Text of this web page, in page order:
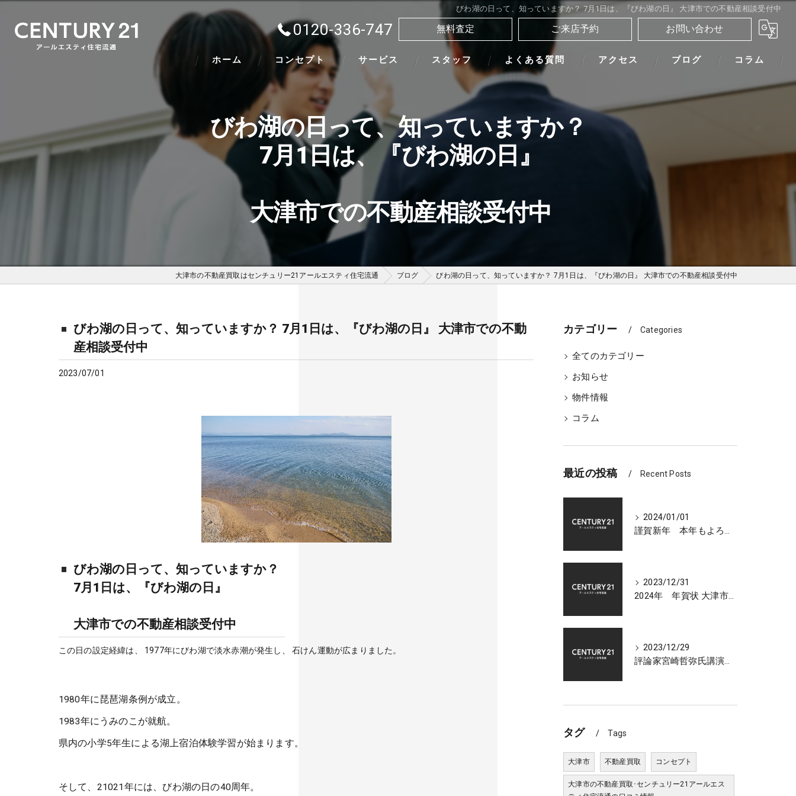
びわ湖の日って、知っていますか？ 7月1日は、『びわ湖の日』 大津市での不動産相談受付中
0120-336-747 無料査定 ご来店予約 お問い合わせ
ホーム コンセプト サービス スタッフ よくある質問 アクセス ブログ コラム
びわ湖の日って、知っていますか？
7月1日は、『びわ湖の日』
大津市での不動産相談受付中
大津市の不動産買取はセンチュリー21アールエスティ住宅流通 ブログ びわ湖の日って、知っていますか？ 7月1日は、『びわ湖の日』 大津市での不動産相談受付中
びわ湖の日って、知っていますか？ 7月1日は、『びわ湖の日』 大津市での不動
産相談受付中
2023/07/01
びわ湖の日って、知っていますか？
7月1日は、『びわ湖の日』
大津市での不動産相談受付中
この日の設定経緯は、 1977年にびわ湖で淡水赤潮が発生し、 石けん運動が広まりました。
1980年に琵琶湖条例が成立。
1983年にうみのこが就航。
県内の小学5年生による湖上宿泊体験学習が始まります。
そして、21021年には、びわ湖の日の40周年。
カテゴリー Categories
全てのカテゴリー
お知らせ
物件情報
コラム
最近の投稿 Recent Posts
2024/01/01
謹賀新年 本年もよろしくお願いいたします 大津市センチュリー21アールエスティ住宅流通
2023/12/31
2024年 年賀状 大津市での不動産相談受付中
2023/12/29
評論家宮崎哲弥氏講演会 2024年 日本経済の展望について
タグ Tags
大津市 不動産買取 コンセプト
大津市の不動産買取･センチュリー21アールエス